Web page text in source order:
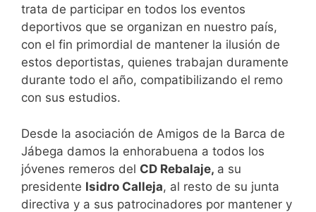
trata de participar en todos los eventos
deportivos que se organizan en nuestro país,
con el fin primordial de mantener la ilusión de
estos deportistas, quienes trabajan duramente
durante todo el año, compatibilizando el remo
con sus estudios.
Desde la asociación de Amigos de la Barca de
Jábega damos la enhorabuena a todos los
jóvenes remeros del CD Rebalaje, a su
presidente Isidro Calleja, al resto de su junta
directiva y a sus patrocinadores por mantener y